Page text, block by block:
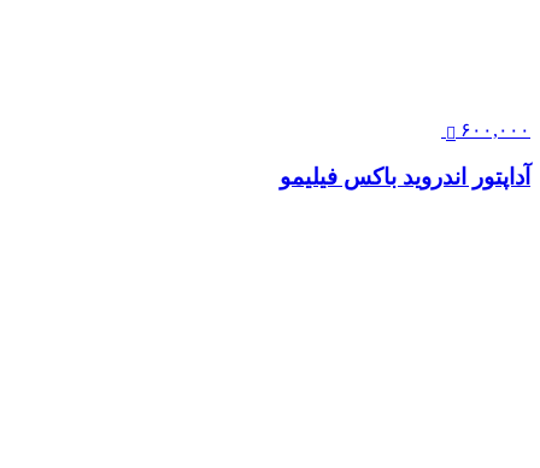
۶۰۰,۰۰۰
آداپتور اندروید باکس فیلیمو